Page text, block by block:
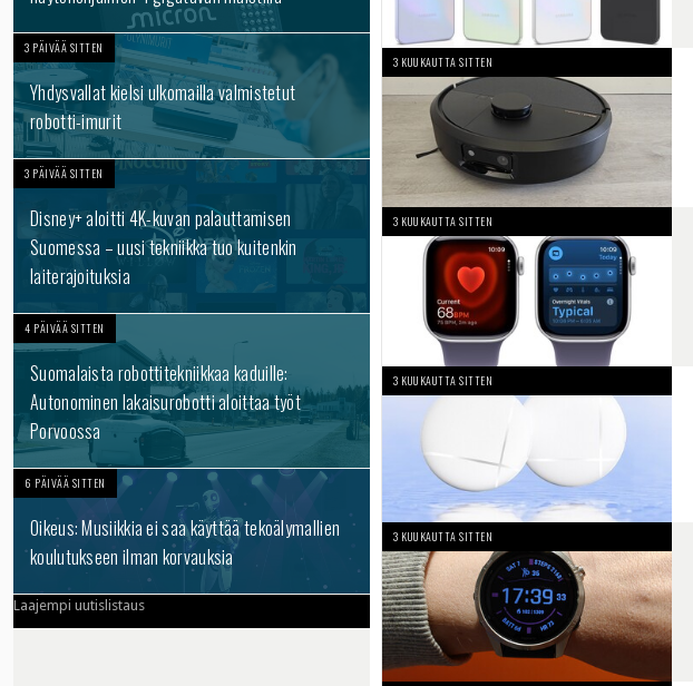
3 PÄIVÄÄ SITTEN
Yhdysvallat kielsi ulkomailla valmistetut
robotti-imurit
3 PÄIVÄÄ SITTEN
Disney+ aloitti 4K-kuvan palauttamisen
Suomessa – uusi tekniikka tuo kuitenkin
laiterajoituksia
4 PÄIVÄÄ SITTEN
Suomalaista robottitekniikkaa kaduille:
Autonominen lakaisurobotti aloittaa työt
Porvoossa
6 PÄIVÄÄ SITTEN
Oikeus: Musiikkia ei saa käyttää tekoälymallien
koulutukseen ilman korvauksia
Laajempi uutislistaus
3 KUUKAUTTA SITTEN
3 KUUKAUTTA SITTEN
3 KUUKAUTTA SITTEN
3 KUUKAUTTA SITTEN